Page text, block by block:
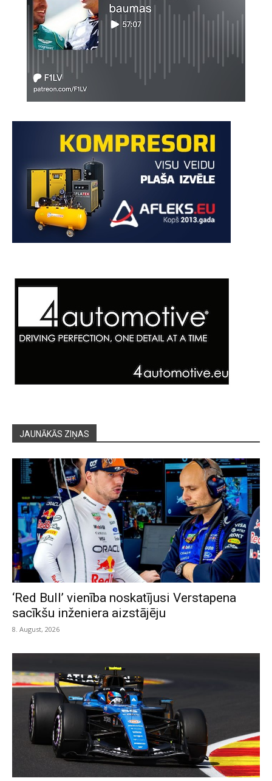
JAUNĀKĀS ZIŅAS
‘Red Bull’ vienība noskatījusi Verstapena
sacīkšu inženiera aizstājēju
8. August, 2026